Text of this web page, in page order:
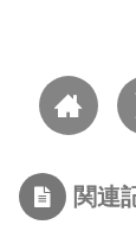
関連